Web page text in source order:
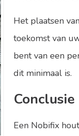
Het plaatsen
toekomst van
bent van een
dit minimaal is.
Conclusie
Een Nobifix